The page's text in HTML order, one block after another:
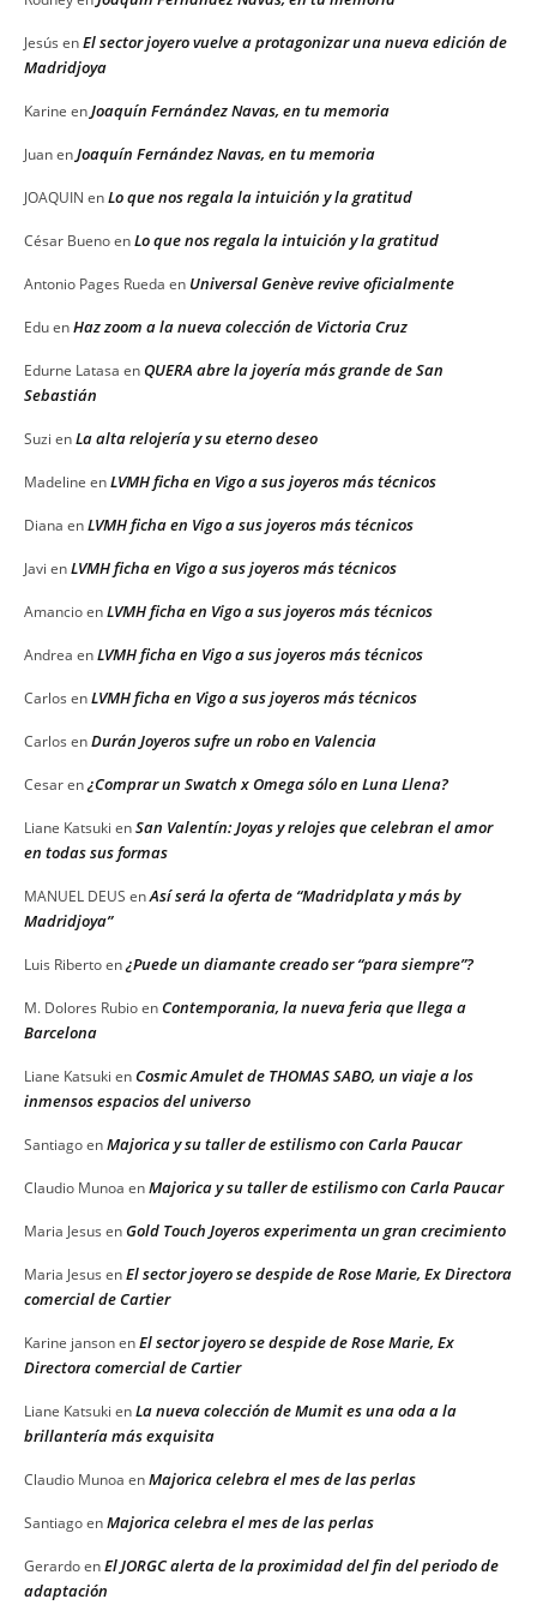
Jesús enEl sector joyero vuelve a protagonizar una nueva edición de
Madridjoya
Karine enJoaquín Fernández Navas, en tu memoria
JuanenJoaquín Fernández Navas, en tu memoria
JOAQUIN enLo que nos regala la intuición y la gratitud
César BuenoenLo que nos regala la intuición y la gratitud
Antonio Pages Rueda en Universal Genève revive oficialmente
EduenHaz zoom a la nueva colección de Victoria Cruz
Edurne Latasa enQUERA abre la joyería más grande de San
Sebastián
Suzi enLa alta relojería y su eterno deseo
Madeline enLVMH ficha en Vigo a sus joyeros más técnicos
Diana enLVMH ficha en Vigo a sus joyeros más técnicos
Javi enLVMH ficha en Vigo a sus joyeros más técnicos
AmancioenLVMH ficha en Vigo a sus joyeros más técnicos
Andrea enLVMH ficha en Vigo a sus joyeros más técnicos
Carlos enLVMH ficha en Vigo a sus joyeros más técnicos
Carlos enDurán Joyeros sufre un robo en Valencia
Cesaren¿Comprar un Swatch x Omega sólo en Luna Llena?
Liane Katsuki enSan Valentín: Joyas y relojes que celebran el amor
en todas sus formas
MANUEL DEUS enAsí será la oferta de “Madridplata y más by
Madridjoya”
Luis Ribertoen¿Puede un diamante creado ser “para siempre”?
M. Dolores RubioenContemporania, la nueva feria que llega a
Barcelona
Liane Katsuki enCosmic Amulet de THOMAS SABO, un viaje a los
inmensos espacios del universo
SantiagoenMajorica y su taller de estilismo con Carla Paucar
Claudio Munoa enMajorica y su taller de estilismo con Carla Paucar
Maria Jesus enGold Touch Joyeros experimenta un gran crecimiento
Maria Jesus enEl sector joyero se despide de Rose Marie, Ex Directora
comercial de Cartier
Karine jansonenEl sector joyero se despide de Rose Marie, Ex
Directora comercial de Cartier
Liane Katsuki enLa nueva colección de Mumit es una oda a la
brillantería más exquisita
Claudio Munoa enMajorica celebra el mes de las perlas
SantiagoenMajorica celebra el mes de las perlas
GerardoenEl JORGC alerta de la proximidad del fin del periodo de
adaptación